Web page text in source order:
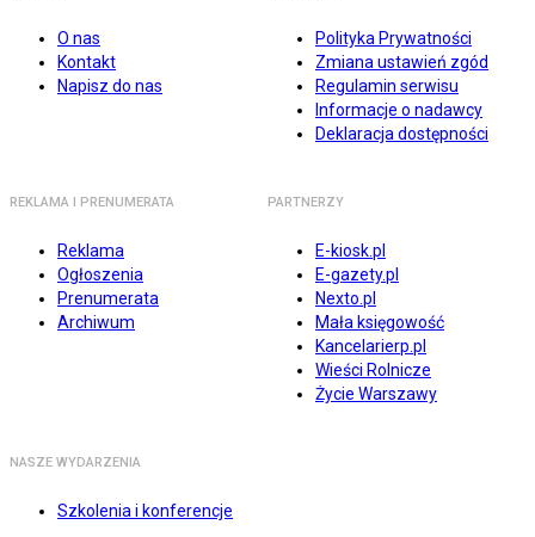
O nas
Kontakt
Napisz do nas
Polityka Prywatności
Zmiana ustawień zgód
Regulamin serwisu
Informacje o nadawcy
Deklaracja dostępności
REKLAMA I PRENUMERATA
Reklama
Ogłoszenia
Prenumerata
Archiwum
PARTNERZY
E-kiosk.pl
E-gazety.pl
Nexto.pl
Mała księgowość
Kancelarierp.pl
Wieści Rolnicze
Życie Warszawy
NASZE WYDARZENIA
Szkolenia i konferencje